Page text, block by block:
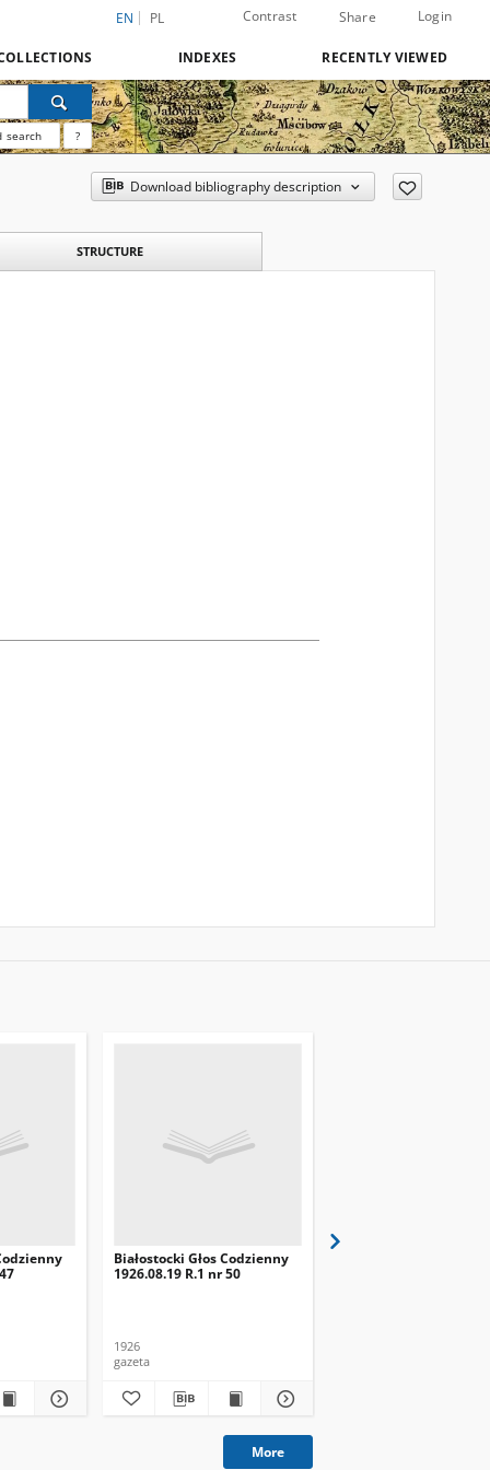
EN PL Contrast Share Login
INDEXES RECENTLY VIEWED
search ?
Download bibliography description
STRUCTURE
Białostocki Głos Codzienny
1926.08.19 R.1 nr 50
1926
gazeta
More